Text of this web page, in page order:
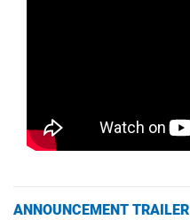
ANNOUNCEMENT TRAILER